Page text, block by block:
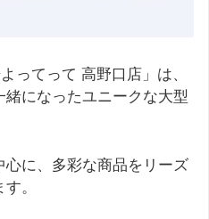
ってって 高野口店」は、
になったユニークな大型
に、多彩な商品をリーズ
。